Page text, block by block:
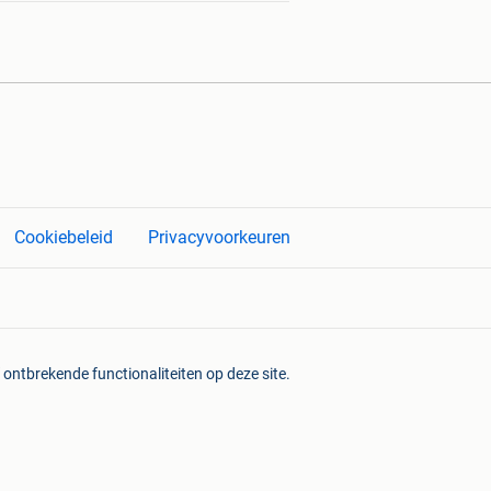
Cookiebeleid Privacyvoorkeuren
functionaliteiten op deze site.